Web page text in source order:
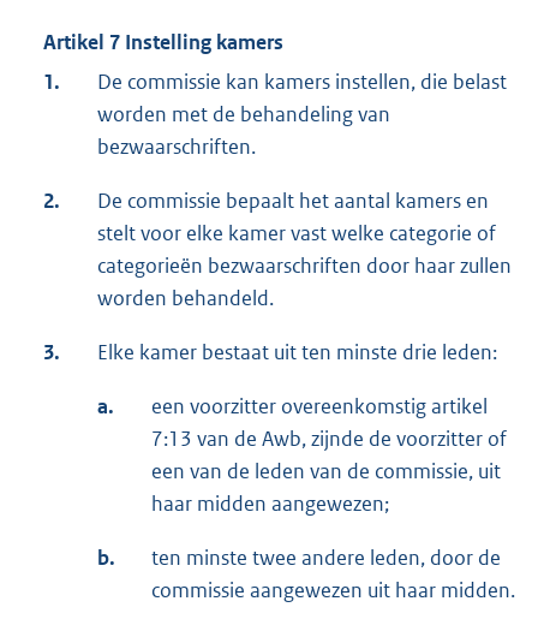
Artikel 7 Instelling kamers
1.
De commissie kan kamers instellen, die belast
worden met de behandeling van
bezwaarschriften.
2.
De commissie bepaalt het aantal kamers en
stelt voor elke kamer vast welke categorie of
categorieën bezwaarschriften door haar zullen
worden behandeld.
3. Elke kamer bestaat uit ten minste drie leden:
a.
een voorzitter overeenkomstig artikel
7:13 van de Awb, zijnde de voorzitter of
een van de leden van de commissie, uit
haar midden aangewezen;
b.
ten minste twee andere leden, door de
commissie aangewezen uit haar midden.